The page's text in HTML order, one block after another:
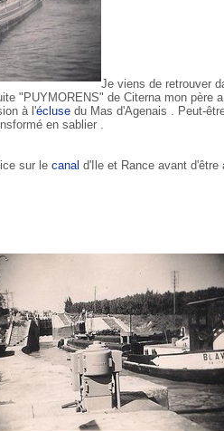
Je viens de retrouver
"PUYMORENS" de Citerna mon père
à l'écluse du Mas d'Agenais . Peut-
en sablier .
sur le canal d'Ile et Rance avant d'être